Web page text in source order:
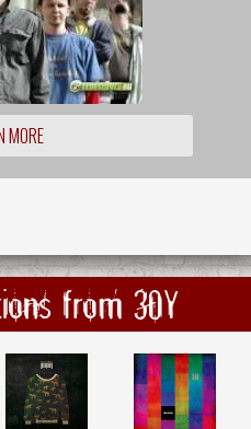
MORE
from 30Y